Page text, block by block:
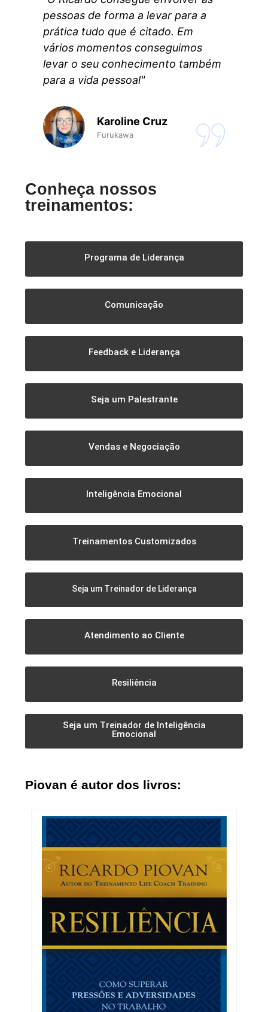
pessoas de forma a levar para a
prática tudo que é citado. Em
vários momentos conseguimos
levar o seu conhecimento também
para a vida pessoal"
Karoline Cruz
Furukawa
Conheça nossos
treinamentos:
Programa de Liderança
Comunicação
Feedback e Liderança
Seja um Palestrante
Vendas e Negociação
Inteligência Emocional
Treinamentos Customizados
Seja um Treinador de Liderança
Atendimento ao Cliente
Resiliência
Seja um Treinador de Inteligência
Emocional
Piovan é autor dos livros: